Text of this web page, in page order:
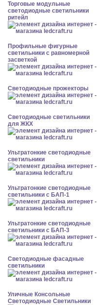
Торговые модульные
светодиодные светильники
ритейл
Профильные фигурные
светильники с равномерной
засветкой
Светодиодные прожекторы
Светодиодные светильники
для ЖКХ
Ультратонкие светодиодные
светильники
Ультратонкие светодиодные
светильники с БАП-1
Ультратонкие светодиодные
светильники с БАП-3
Светодиодные фасадные
светильники
Уличные Консольные
Светодиодные Светильники